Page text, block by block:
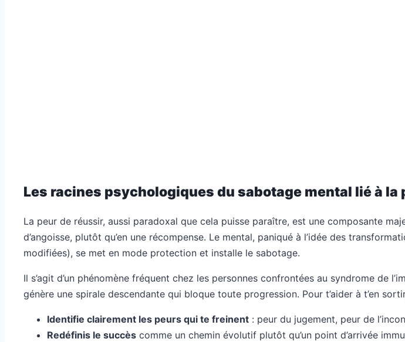
Les racines psychologiques du sabotage mental lié à la
La peur de réussir, aussi paradoxal que cela puisse paraître, est une composante
d’angoisse, plutôt qu’en une récompense. Le mental, paniqué à l’idée des
modifiées), se met en mode protection et installe le sabotage.
Il s’agit d’un phénomène fréquent chez les personnes confrontées au syndrome de
génère une spirale descendante qui bloque toute progression. Pour t’aider à t’en
Identifie clairement les peurs qui te freinent : peur du jugement, peur de
Redéfinis le succès comme un chemin évolutif plutôt qu’un point d’arrivée